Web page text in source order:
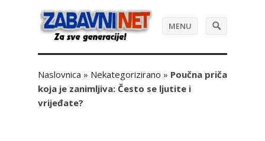
MENU
Naslovnica » Nekategorizirano » Poučna priča
koja je zanimljiva: Često se ljutite i
vrijeđate?